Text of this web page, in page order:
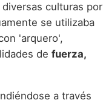
culturas por
se utilizaba
'arquero',
de fuerza,
a través